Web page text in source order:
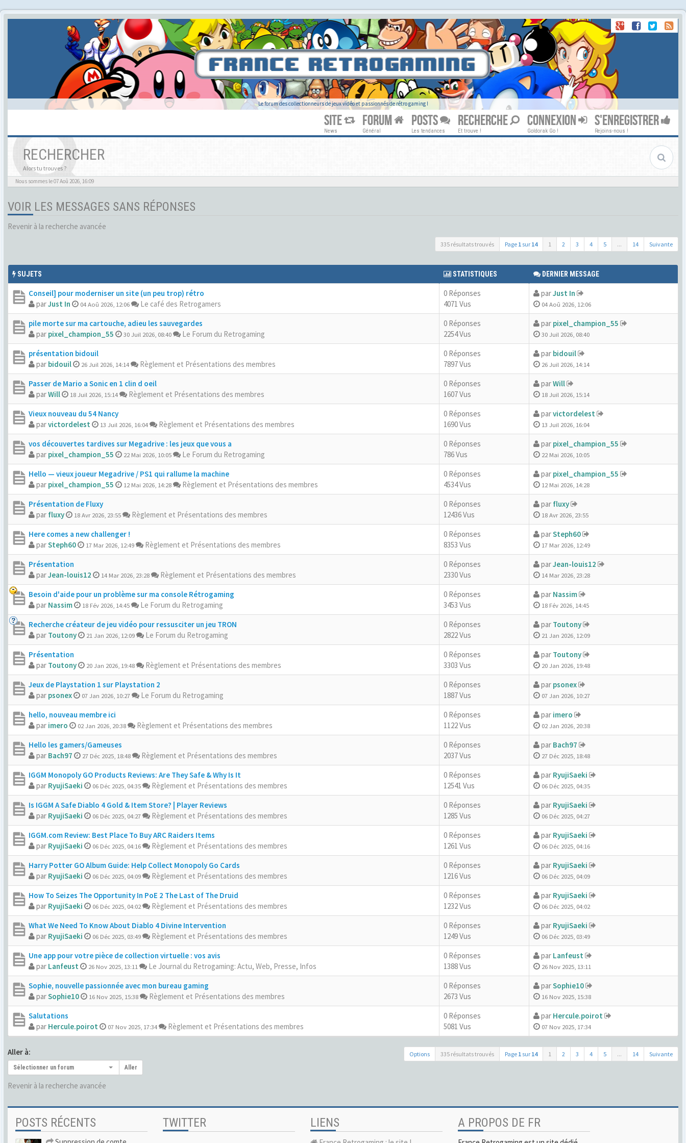
Le forum des collectionneurs de jeux vidéo et passionnés de rétro gaming !
SITE
News
FORUM
Général
POSTS
Les tendances
RECHERCHE
Et trouve !
CONNEXION
Goldorak Go !
S'ENREGISTRER
Rejoins-nous !
RECHERCHER
Alors tu trouves ?
Nous sommes le 07 Aoû 2026, 16:09
VOIR LES MESSAGES SANS RÉPONSES
Revenir à la recherche avancée
335 résultats trouvés Page 1 sur 14 1 2 3 4 5 ... 14 Suivante
SUJETS STATISTIQUES DERNIER MESSAGE
Conseil] pour moderniser un site (un peu trop) rétro
parJust In 04 Aoû 2026, 12:06 Le café des Retrogamers
0 Réponses
4071 Vus
parJust In
04 Aoû 2026, 12:06
pile morte sur ma cartouche, adieu les sauvegardes
par pixel_champion_55 30 Juil 2026, 08:40 Le Forum du Retrogaming
0 Réponses
2254 Vus
par pixel_champion_55
30 Juil 2026, 08:40
présentation bidouil
par bidouil 26 Juil 2026, 14:14 Règlement et Présentations des membres
0 Réponses
7897 Vus
par bidouil
26 Juil 2026, 14:14
Passer de Mario a Sonic en 1 clin d oeil
parWill 18 Juil 2026, 15:14 Règlement et Présentations des membres
0 Réponses
1607 Vus
parWill
18 Juil 2026, 15:14
Vieux nouveau du 54 Nancy
parvictordelest 13 Juil 2026, 16:04 Règlement et Présentations des membres
0 Réponses
1690 Vus
parvictordelest
13 Juil 2026, 16:04
vos découvertes tardives sur Megadrive : les jeux que vous a
par pixel_champion_55 22 Mai 2026, 10:05 Le Forum du Retrogaming
0 Réponses
786 Vus
par pixel_champion_55
22 Mai 2026, 10:05
Hello — vieux joueur Megadrive / PS1 qui rallume la machine
par pixel_champion_55 12 Mai 2026, 14:28 Règlement et Présentations des membres
0 Réponses
4534 Vus
par pixel_champion_55
12 Mai 2026, 14:28
Présentation de Fluxy
par fluxy 18 Avr 2026, 23:55 Règlement et Présentations des membres
0 Réponses
12436 Vus
par fluxy
18 Avr 2026, 23:55
Here comes a new challenger !
parSteph60 17 Mar 2026, 12:49 Règlement et Présentations des membres
0 Réponses
8353 Vus
parSteph60
17 Mar 2026, 12:49
Présentation
parJean-louis12 14 Mar 2026, 23:28 Règlement et Présentations des membres
0 Réponses
2330 Vus
parJean-louis12
14 Mar 2026, 23:28
Besoin d'aide pour un problème sur ma console Rétrogaming
par Nassim 18 Fév 2026, 14:45 Le Forum du Retrogaming
0 Réponses
3453 Vus
par Nassim
18 Fév 2026, 14:45
Recherche créateur de jeu vidéo pour ressusciter un jeu TRON
par Toutony 21 Jan 2026, 12:09 Le Forum du Retrogaming
0 Réponses
2822 Vus
par Toutony
21 Jan 2026, 12:09
Présentation
par Toutony 20 Jan 2026, 19:48 Règlement et Présentations des membres
0 Réponses
3303 Vus
par Toutony
20 Jan 2026, 19:48
Jeux de Playstation 1 sur Playstation 2
par psonex 07 Jan 2026, 10:27 Le Forum du Retrogaming
0 Réponses
1887 Vus
par psonex
07 Jan 2026, 10:27
hello, nouveau membre ici
par imero 02 Jan 2026, 20:38 Règlement et Présentations des membres
0 Réponses
1122 Vus
par imero
02 Jan 2026, 20:38
Hello les gamers/Gameuses
par Bach97 27 Déc 2025, 18:48 Règlement et Présentations des membres
0 Réponses
2037 Vus
par Bach97
27 Déc 2025, 18:48
IGGM Monopoly GO Products Reviews: Are They Safe & Why Is It
par RyujiSaeki 06 Déc 2025, 04:35 Règlement et Présentations des membres
0 Réponses
12541 Vus
par RyujiSaeki
06 Déc 2025, 04:35
Is IGGM A Safe Diablo 4 Gold & Item Store? | Player Reviews
par RyujiSaeki 06 Déc 2025, 04:27 Règlement et Présentations des membres
0 Réponses
1285 Vus
par RyujiSaeki
06 Déc 2025, 04:27
IGGM.com Review: Best Place To Buy ARC Raiders Items
par RyujiSaeki 06 Déc 2025, 04:16 Règlement et Présentations des membres
0 Réponses
1261 Vus
par RyujiSaeki
06 Déc 2025, 04:16
Harry Potter GO Album Guide: Help Collect Monopoly Go Cards
par RyujiSaeki 06 Déc 2025, 04:09 Règlement et Présentations des membres
0 Réponses
1216 Vus
par RyujiSaeki
06 Déc 2025, 04:09
How To Seizes The Opportunity In PoE 2 The Last of The Druid
par RyujiSaeki 06 Déc 2025, 04:02 Règlement et Présentations des membres
0 Réponses
1232 Vus
par RyujiSaeki
06 Déc 2025, 04:02
What We Need To Know About Diablo 4 Divine Intervention
par RyujiSaeki 06 Déc 2025, 03:49 Règlement et Présentations des membres
0 Réponses
1249 Vus
par RyujiSaeki
06 Déc 2025, 03:49
Une app pour votre pièce de collection virtuelle : vos avis
par Lanfeust 26 Nov 2025, 13:11 Le Journal du Retrogaming: Actu, Web, Presse, Infos
0 Réponses
1388 Vus
par Lanfeust
26 Nov 2025, 13:11
Sophie, nouvelle passionnée avec mon bureau gaming
parSophie10 16 Nov 2025, 15:38 Règlement et Présentations des membres
0 Réponses
2673 Vus
parSophie10
16 Nov 2025, 15:38
Salutations
par Hercule.poirot 07 Nov 2025, 17:34 Règlement et Présentations des membres
0 Réponses
5081 Vus
par Hercule.poirot
07 Nov 2025, 17:34
Options 335 résultats trouvés Page 1 sur 14 1 2 3 4 5 ... 14 Suivante
Aller à:
Sélectionner un forum Aller
Revenir à la recherche avancée
POSTS RÉCENTS TWITTER LIENS A PROPOS DE FR